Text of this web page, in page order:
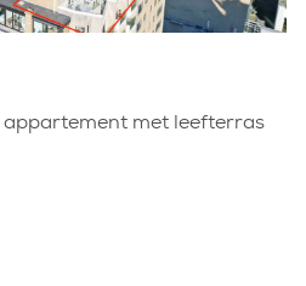
met leefterras